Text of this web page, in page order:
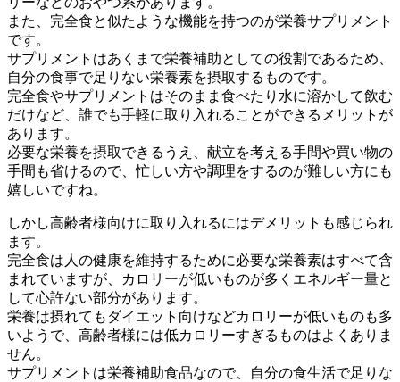
また、完全食と似たような機能を持つのが栄養サプリメント
です。
サプリメントはあくまで栄養補助としての役割であるため、
自分の食事で足りない栄養素を摂取するものです。
完全食やサプリメントはそのまま食べたり水に溶かして飲む
だけなど、誰でも手軽に取り入れることができるメリットが
あります。
必要な栄養を摂取できるうえ、献立を考える手間や買い物の
手間も省けるので、忙しい方や調理をするのが難しい方にも
嬉しいですね。
しかし高齢者様向けに取り入れるにはデメリットも感じられ
ます。
完全食は人の健康を維持するために必要な栄養素はすべて含
まれていますが、カロリーが低いものが多くエネルギー量と
して心許ない部分があります。
栄養は摂れてもダイエット向けなどカロリーが低いものも多
いようで、高齢者様には低カロリーすぎるものはよくありま
せん。
サプリメントは栄養補助食品なので、自分の食生活で足りな